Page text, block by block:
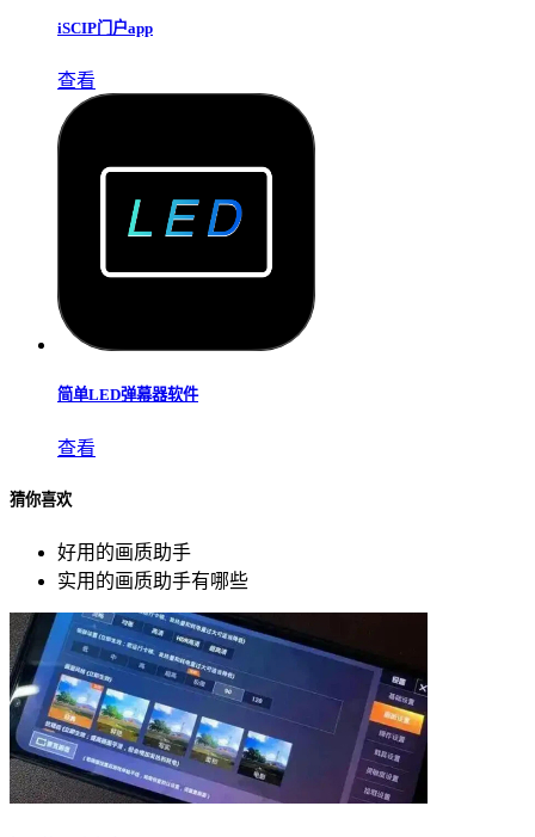
iSCIP门户app
查看
简单LED弹幕器软件
查看
猜你喜欢
好用的画质助手
实用的画质助手有哪些